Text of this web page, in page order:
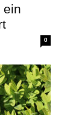
ein
0